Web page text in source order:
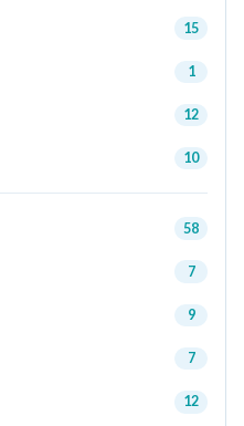
15
1
12
10
58
7
9
7
12